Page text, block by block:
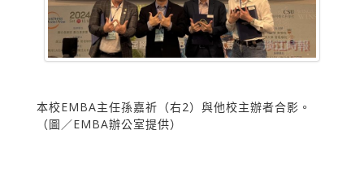
本校EMBA主任孫嘉祈（右2）與他校主辦者合影。
（圖／EMBA辦公室提供）